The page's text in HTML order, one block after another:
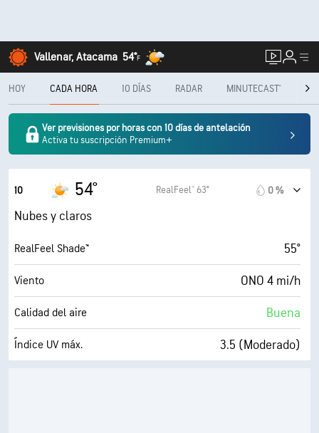
Vallenar, Atacama 54°F
HOY CADA HORA 10 DÍAS RADAR MINUTECAST®
Ver previsiones por horas con 10 días de antelación
Activa tu suscripción Premium+
10 54° RealFeel® 63° 0 %
Nubes y claros
RealFeel Shade™ 55°
Viento ONO 4 mi/h
Calidad del aire Buena
Índice UV máx. 3.5 (Moderado)